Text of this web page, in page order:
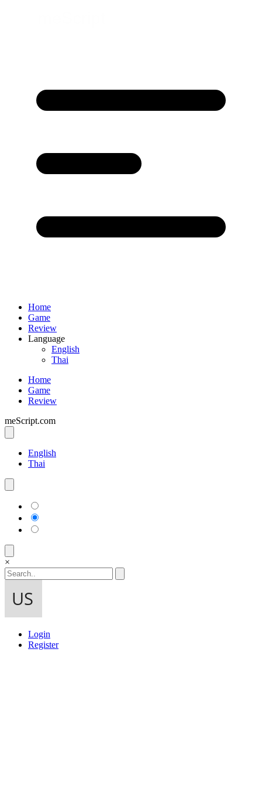
Home
Game
Review
Language
English
Thai
Home
Game
Review
meScript.com
English
Thai
×
Login
Register